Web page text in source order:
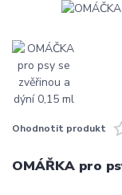
Ohodnotit produkt
OMÁŘKA pro